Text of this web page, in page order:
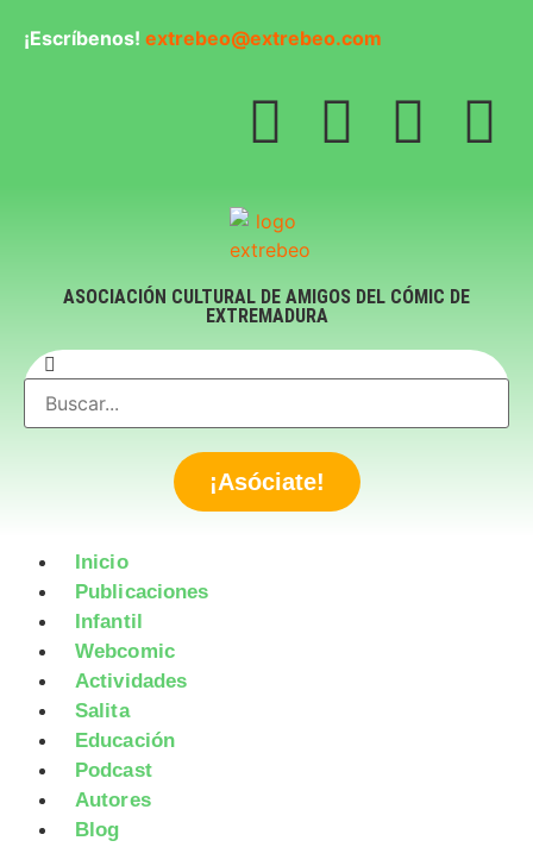
¡Escríbenos! extrebeo@extrebeo.com
ASOCIACIÓN CULTURAL DE AMIGOS DEL CÓMIC DE
EXTREMADURA
¡Asóciate!
Inicio
Publicaciones
Infantil
Webcomic
Actividades
Salita
Educación
Podcast
Autores
Blog